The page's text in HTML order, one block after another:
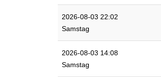
2026-08-03 22:02
Samstag
2026-08-03 14:08
Samstag